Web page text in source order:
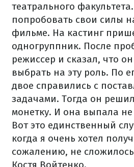
театрального
попробовать свои силы
фильме. На кастинг
одногруппник. После
режиссер и сказал, что
выбрать на эту роль. По
двое справились с
задачами. Тогда он
монетку. И она выпала
Вот это единственный
когда я очень хотел
сожалению, не